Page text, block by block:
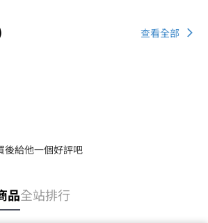
查看全部
後給他一個好評吧
品全站排行